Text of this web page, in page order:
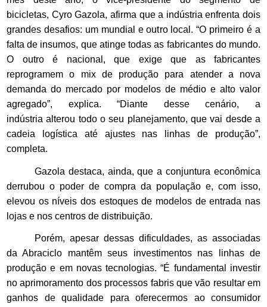
bicicletas, Cyro Gazola, afirma que a indústria enfrenta dois
grandes desafios: um mundial e outro local. “O primeiro é a
falta de insumos, que atinge todas as fabricantes do mundo.
O outro é nacional, que exige que as fabricantes
reprogramem o mix de produção para atender a nova
demanda do mercado por modelos de médio e alto valor
agregado”, explica. “Diante desse cenário, a
indústria alterou todo o seu planejamento, que vai desde a
cadeia logística até ajustes nas linhas de produção”,
completa.
Gazola destaca, ainda, que a conjuntura econômica
derrubou o poder de compra da população e, com isso,
elevou os níveis dos estoques de modelos de entrada nas
lojas e nos centros de distribuição.
Porém, apesar dessas dificuldades, as associadas
da Abraciclo mantêm seus investimentos nas linhas de
produção e em novas tecnologias. “É fundamental investir
no aprimoramento dos processos fabris que vão resultar em
ganhos de qualidade para oferecermos ao consumidor